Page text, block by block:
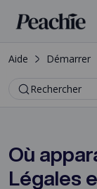
Aide Démarrer
Rechercher
Où
Légales